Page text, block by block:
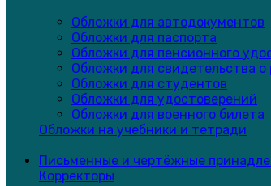
Обложки для автодокументов
Обложки для паспорта
Обложки для пенсионного
Обложки для свидетельства
Обложки для студентов
Обложки для удостоверений
Обложки для военного билета
Обложки на учебники и тетради
Письменные и чертёжные
Корректоры